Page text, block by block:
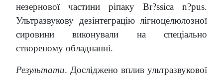
незернової частини ріпаку Br?ssica n?pus.
Ультразвукову дезінтеграцію лігноцелюлозної
сировини виконували на спеціально
створеному обладнанні.
Результати. Досліджено вплив ультразвукової